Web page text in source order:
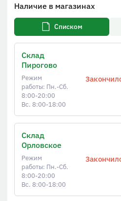
Наличие в магазинах
Списком
Склад
Пирогово
Режим
работы: Пн.-Сб.
8:00-20:00
Вс. 8:00-18:00
Склад
Орловское
Режим
работы: Пн.-Сб.
8:00-20:00
Вс. 8:00-18:00